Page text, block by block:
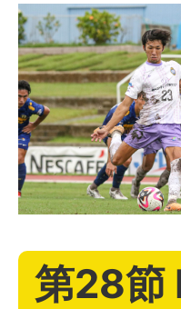
第28節